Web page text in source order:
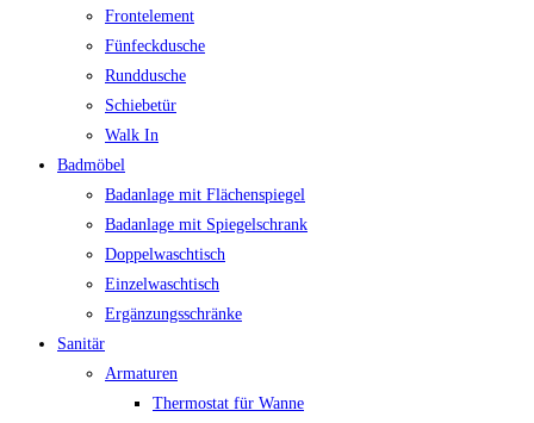
Frontelement
Fünfeckdusche
Runddusche
Schiebetür
Walk In
Badmöbel
Badanlage mit Flächenspiegel
Badanlage mit Spiegelschrank
Doppelwaschtisch
Einzelwaschtisch
Ergänzungsschränke
Sanitär
Armaturen
Thermostat für Wanne